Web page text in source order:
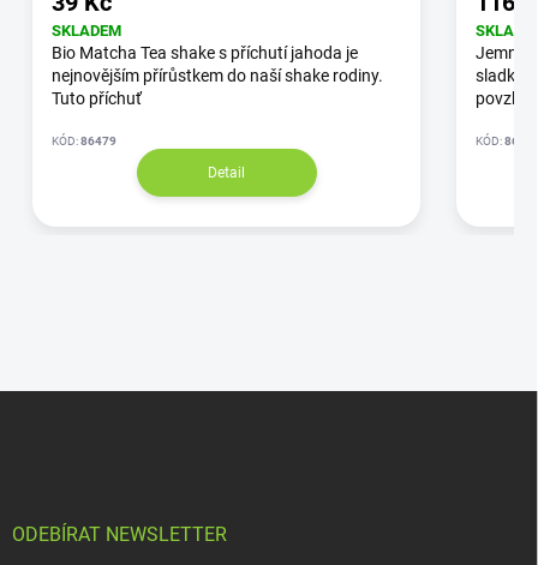
SKLADEM
Bio Matcha Tea shake s příchutí jahoda je
nejnovějším přírůstkem do naší shake rodiny.
Tuto příchuť
KÓD:86479
Detail
Jemná
sladká
KÓD:
ODEBÍRAT NEWSLETTER